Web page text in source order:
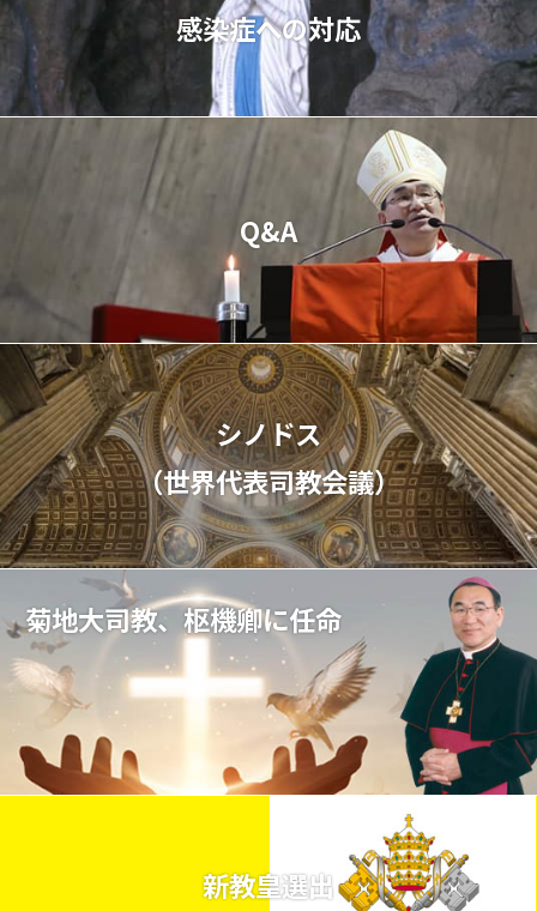
感染症への対応
Q&A
シノドス
（世界代表司教会議）
菊地大司教、枢機卿に任命
新教皇選出